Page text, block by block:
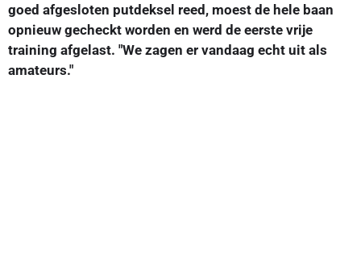
goed afgesloten putdeksel reed, moest de hele baan
opnieuw gecheckt worden en werd de eerste vrije
training afgelast. "We zagen er vandaag echt uit als
amateurs."